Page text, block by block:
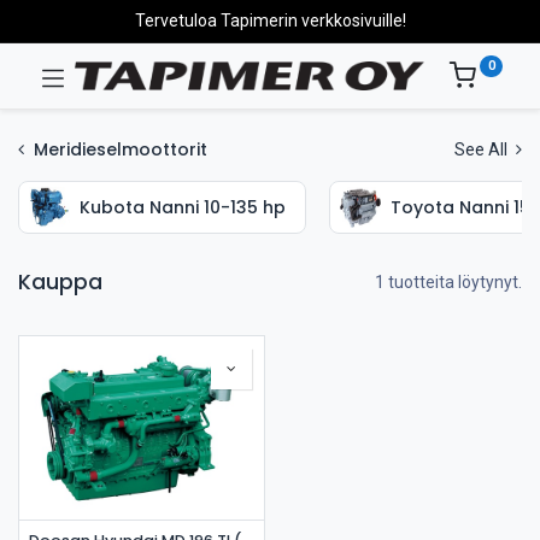
Tervetuloa Tapimerin verkkosivuille!
0
Meridieselmoottorit See All
Kubota Nanni 10-135 hp Toyota Nanni
Kauppa 1 tuotteita löytynyt.